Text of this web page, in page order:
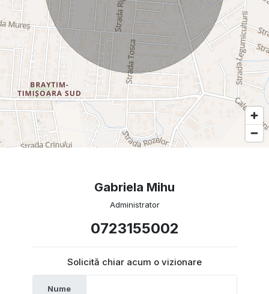
Gabriela Mihu
Administrator
0723155002
Solicită chiar acum o vizionare
Nume